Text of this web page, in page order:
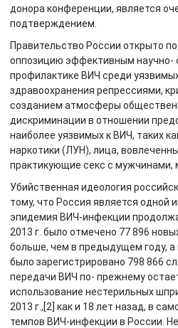
донора конференции, является
подтверждением.
Правительство России открыто
оппозицию эффективным научно-
профилактике ВИЧ среди
здравоохранения репрессиями,
созданием атмосферы
дискриминации в отношении
наиболее уязвимых к ВИЧ, таких
наркотики (ЛУН), лица,
практикующие секс с мужчинами,
Убийственная идеология
тому, что Россия является одной
эпидемия ВИЧ-инфекции
2013 г. было отмечено 77 896
больше, чем в предыдущем году, а
было зарегистрировано 798 866
передачи ВИЧ по- прежнему
использование нестерильных
2013 г.,[2] как и 18 лет назад, в
темпов ВИЧ-инфекции в России.